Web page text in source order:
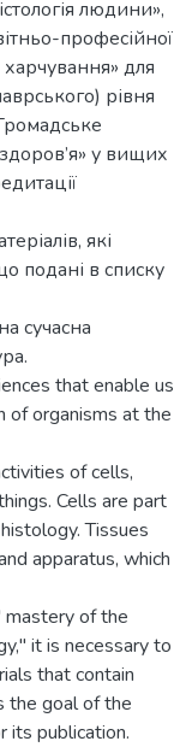
людини»,
професійної
для
рівня
у вищих
які
подані в списку
сучасна
that enable us
of organisms at the
of cells,
Cells are part
Tissues
apparatus, which
of the
it is necessary to
that contain
the goal of the
its publication.